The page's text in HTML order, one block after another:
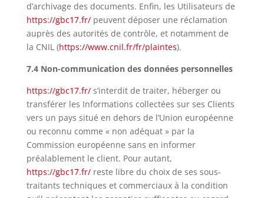
d’archivage des documents. Enfin, les Utilisateurs de
https://gbc17.fr/peuvent déposer une réclamation
auprès des autorités de contrôle, et notamment de
la CNIL (https://www.cnil.fr/fr/plaintes).
7.4 Non-communication des données personnelles
https://gbc17.fr/s’interdit de traiter, héberger ou
transférer les Informations collectées sur ses Clients
vers un pays situé en dehors de l’Union européenne
ou reconnu comme « non adéquat » par la
Commission européenne sans en informer
préalablement le client. Pour autant,
https://gbc17.fr/ reste libre du choix de ses sous-
traitants techniques et commerciaux à la condition